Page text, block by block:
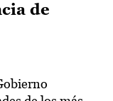
de